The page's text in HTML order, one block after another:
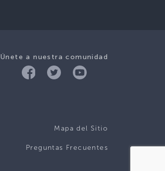
Únete a nuestra comunidad
Mapa del Sitio
Preguntas Frecuentes